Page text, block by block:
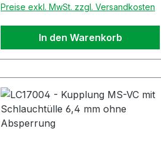
Preise exkl. MwSt. zzgl. Versandkosten
In den Warenkorb